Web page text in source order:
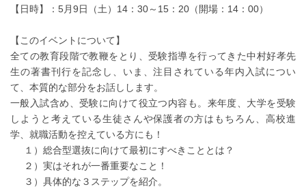
【日時】：5月9日（土）14：30～15：20（開場：14：00）
【このイベントについて】
全ての教育段階で教鞭をとり、受験指導を行ってきた中村好孝先
生の著書刊行を記念し、いま、注目されている年内入試につい
て、本質的な部分をお話しします。
一般入試含め、受験に向けて役立つ内容も。来年度、大学を受験
しようと考えている生徒さんや保護者の方はもちろん、高校進
学、就職活動を控えている方にも！
１）総合型選抜に向けて最初にすべきこととは？
２）実はそれが一番重要なこと！
３）具体的な３ステップを紹介。